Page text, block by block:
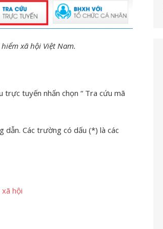
xã hội Việt Nam.
tuyến nhấn chọn “ Tra cứu mã
dẫn. Các trường có dấu (*) là các
hội